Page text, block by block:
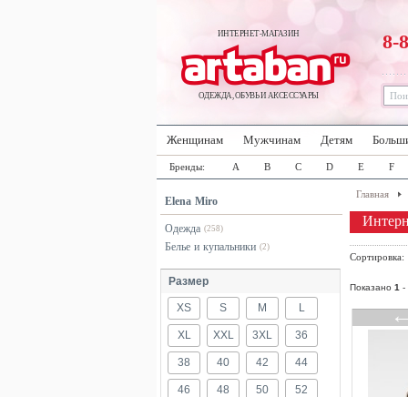
ИНТЕРНЕТ-МАГАЗИН
ОДЕЖДА, ОБУВЬ И АКСЕССУАРЫ
8-
Женщинам Мужчинам Детям
Бренды: A B C D E F
Elena Miro
Одежда (258)
Белье и купальники (2)
Размер
XS S M L
XL XXL 3XL 36
38 40 42 44
46 48 50 52
Главная
Показано 1 -